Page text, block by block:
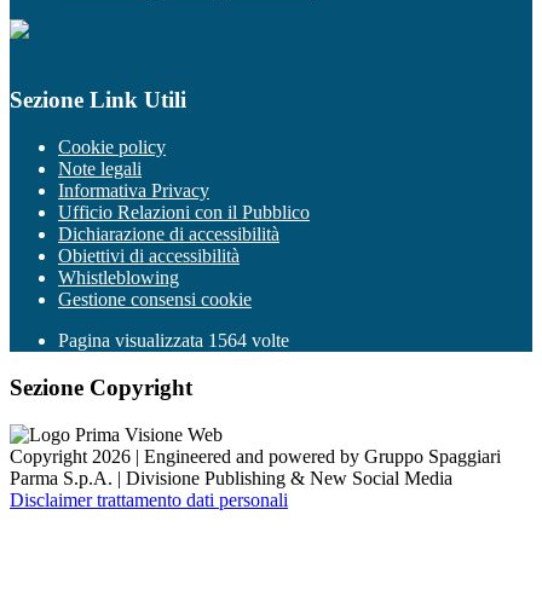
Sezione Link Utili
Cookie policy
Note legali
Informativa Privacy
Ufficio Relazioni con il Pubblico
Dichiarazione di accessibilità
Obiettivi di accessibilità
Whistleblowing
Gestione consensi cookie
Pagina visualizzata 1564 volte
Sezione Copyright
Copyright 2026 | Engineered and powered by Gruppo Spaggiari
Parma S.p.A. | Divisione Publishing & New Social Media
Disclaimer trattamento dati personali